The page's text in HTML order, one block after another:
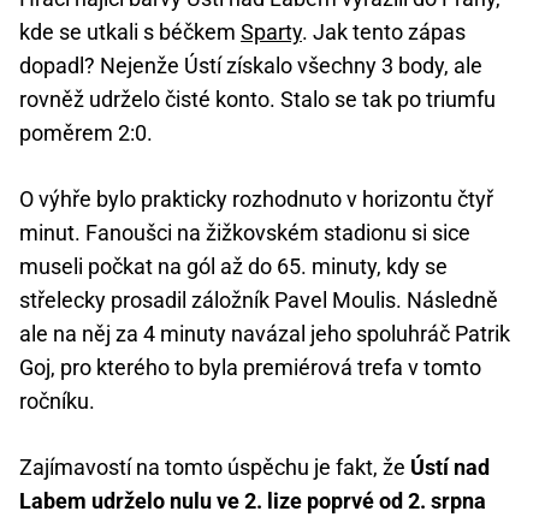
kde se utkali s béčkem Sparty. Jak tento zápas
dopadl? Nejenže Ústí získalo všechny 3 body, ale
rovněž udrželo čisté konto. Stalo se tak po triumfu
poměrem 2:0.
O výhře bylo prakticky rozhodnuto v horizontu čtyř
minut. Fanoušci na žižkovském stadionu si sice
museli počkat na gól až do 65. minuty, kdy se
střelecky prosadil záložník Pavel Moulis. Následně
ale na něj za 4 minuty navázal jeho spoluhráč Patrik
Goj, pro kterého to byla premiérová trefa v tomto
ročníku.
Zajímavostí na tomto úspěchu je fakt, že Ústí nad
Labem udrželo nulu ve 2. lize poprvé od 2. srpna